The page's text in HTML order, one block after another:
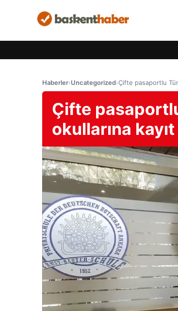
Haberler›Uncategorized›Çifte pasaportlu
Çifte
okullarına